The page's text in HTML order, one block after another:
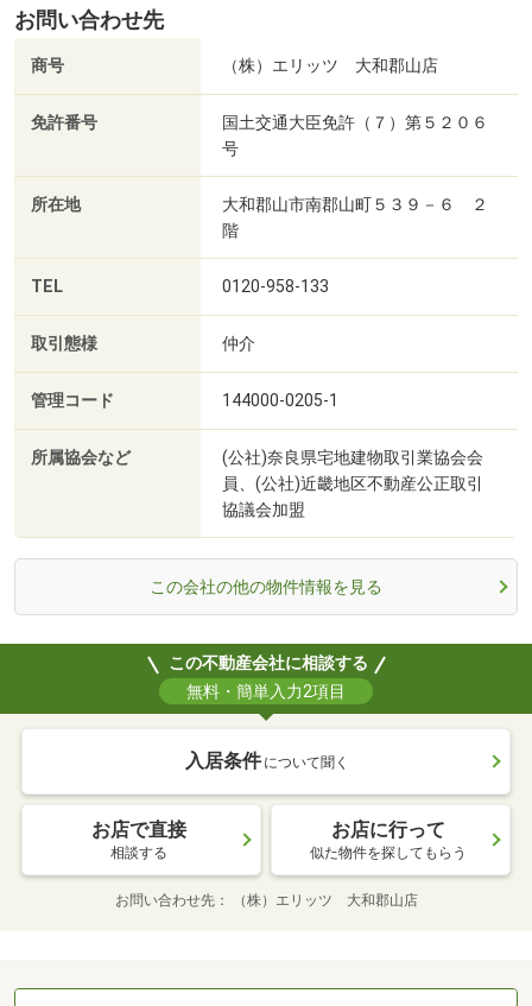
お問い合わせ先
商号 （株）エリッツ 大和郡山店
免許番号
国土交通大臣免許（７）第５２０６
号
所在地
大和郡山市南郡山町５３９－６ ２
階
TEL 0120-958-133
取引態様 仲介
管理コード 144000-0205-1
所属協会など
(公社)奈良県宅地建物取引業協会会
員、(公社)近畿地区不動産公正取引
協議会加盟
この会社の他の物件情報を見る
この不動産会社に相談する
無料・簡単入力2項目
入居条件 について聞く
お店で直接
相談する
お店に行って
似た物件を探してもらう
お問い合わせ先 （株）エリッツ 大和郡山店